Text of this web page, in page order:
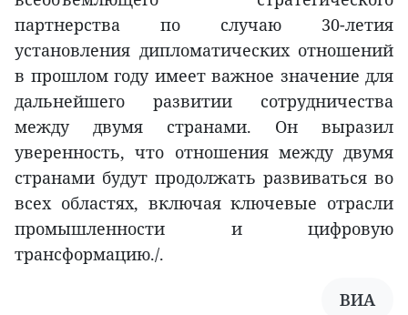
партнерства по случаю 30-летия
установления дипломатических отношений
в прошлом году имеет важное значение для
дальнейшего развитии сотрудничества
между двумя странами. Он выразил
уверенность, что отношения между двумя
странами будут продолжать развиваться во
всех областях, включая ключевые отрасли
промышленности и цифровую
трансформацию./.
ВИА